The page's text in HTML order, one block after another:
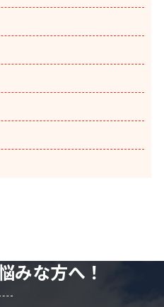
みな方へ！